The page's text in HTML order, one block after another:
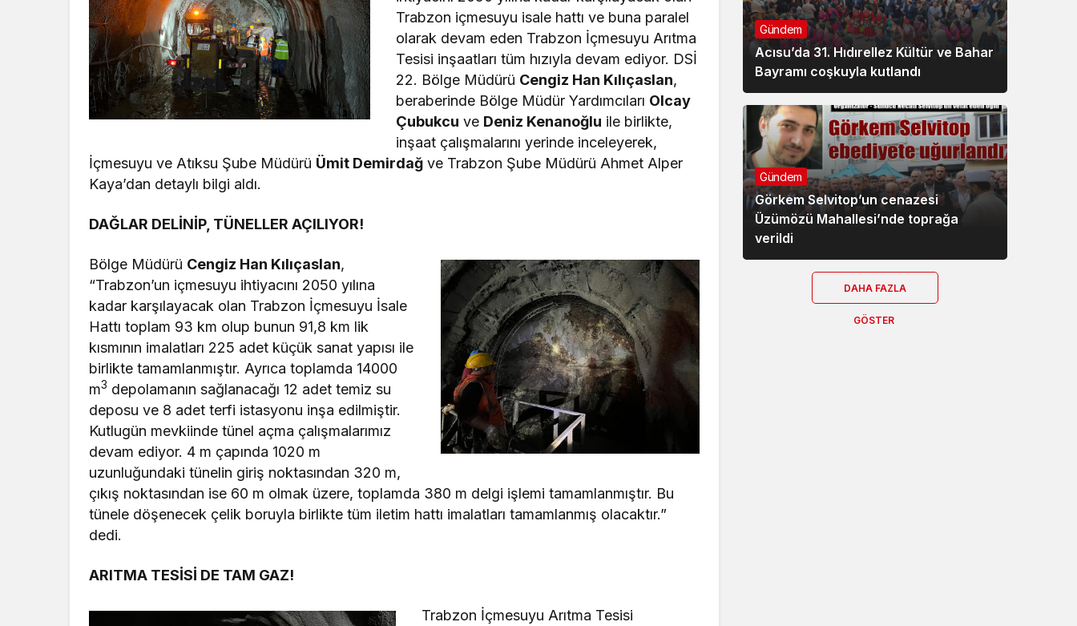
Trabzon içmesuyu isale hattı ve buna paralel
olarak devam eden Trabzon İçmesuyu Arıtma
Tesisi inşaatları tüm hızıyla devam ediyor. DSİ
22. Bölge Müdürü Cengiz Han Kılıçaslan,
beraberinde Bölge Müdür Yardımcıları Olcay
Çubukcu ve Deniz Kenanoğlu ile birlikte,
inşaat çalışmalarını yerinde inceleyerek,
İçmesuyu ve Atıksu Şube Müdürü Ümit Demirdağ ve Trabzon Şube Müdürü Ahmet Alper
Kaya’dan detaylı bilgi aldı.
DAĞLAR DELİNİP, TÜNELLER AÇILIYOR!
Bölge Müdürü Cengiz Han Kılıçaslan,
“Trabzon’un içmesuyu ihtiyacını 2050 yılına
kadar karşılayacak olan Trabzon İçmesuyu İsale
Hattı toplam 93 km olup bunun 91,8 km lik
kısmının imalatları 225 adet küçük sanat yapısı ile
birlikte tamamlanmıştır. Ayrıca toplamda 14000
m3 depolamanın sağlanacağı 12 adet temiz su
deposu ve 8 adet terfi istasyonu inşa edilmiştir.
Kutlugün mevkiinde tünel açma çalışmalarımız
devam ediyor. 4 m çapında 1020 m
uzunluğundaki tünelin giriş noktasından 320 m,
çıkış noktasından ise 60 m olmak üzere, toplamda 380 m delgi işlemi tamamlanmıştır. Bu
tünele döşenecek çelik boruyla birlikte tüm iletim hattı imalatları tamamlanmış olacaktır.”
dedi.
ARITMA TESİSİ DE TAM GAZ!
Trabzon İçmesuyu Arıtma Tesisi
Gündem
Acısu’da 31. Hıdırellez Kültür ve Bahar
Bayramı coşkuyla kutlandı
Gündem
Görkem Selvitop’un cenazesi
Üzümözü Mahallesi’nde toprağa
verildi
DAHA FAZLA
GÖSTER